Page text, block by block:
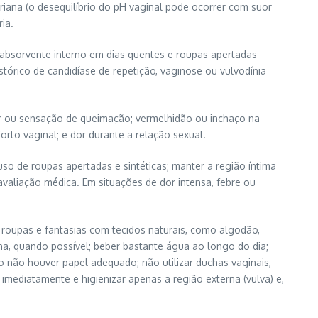
(o desequilíbrio do pH vaginal pode ocorrer com suor
interno em dias quentes e roupas apertadas
de candidíase de repetição, vaginose ou vulvodínia
sensação de queimação; vermelhidão ou inchaço na
vaginal; e dor durante a relação sexual.
de roupas apertadas e sintéticas; manter a região íntima
médica. Em situações de dor intensa, febre ou
e fantasias com tecidos naturais, como algodão,
quando possível; beber bastante água ao longo do dia;
houver papel adequado; não utilizar duchas vaginais,
e higienizar apenas a região externa (vulva) e,